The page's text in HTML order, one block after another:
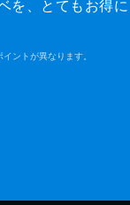
を、とてもお得に
ントが異なります。